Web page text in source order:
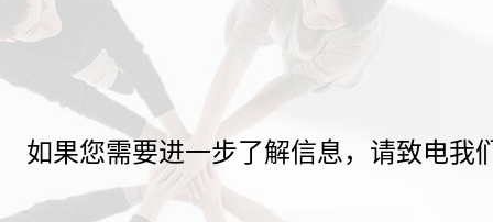
如果您需要进一步了解信息，请致电我